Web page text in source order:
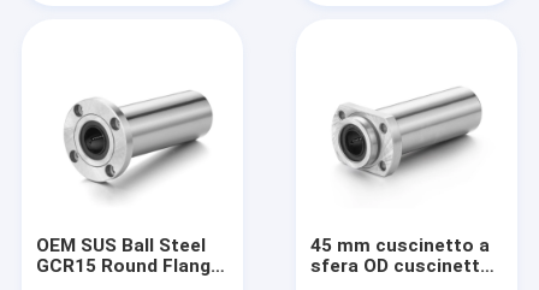
OEM SUS Ball Steel
GCR15 Round Flange
45 mm cuscinetto a
sfera OD cuscinetto